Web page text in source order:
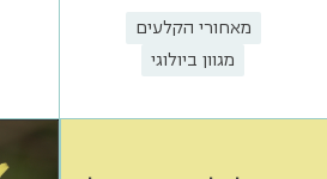
מאחורי הקלעים
מגוון ביולוגי